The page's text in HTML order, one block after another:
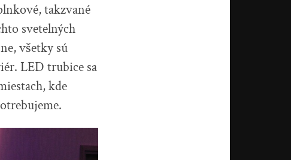
takzvané
svetelných
všetky sú
LED trubice sa
kde